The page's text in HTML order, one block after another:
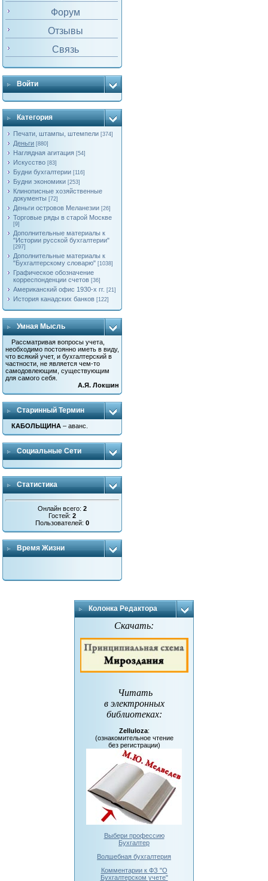
Форум
Отзывы
Связь
Войти
Категория
Печати, штампы, штемпели [374]
Деньги [880]
Наглядная агитация [54]
Искусство [83]
Будни бухгалтерии [116]
Будни экономики [253]
Клинописные хозяйственные
документы [72]
Деньги островов Меланезии [26]
Торговые ряды в старой Москве
[9]
Дополнительные материалы к
"Истории русской бухгалтерии"
[297]
Дополнительные материалы к
"Бухгалтерскому словарю" [1038]
Графическое обозначение
корреспонденции счетов [36]
Американский офис 1930-х гг. [21]
История канадских банков [122]
Умная Мысль
Рассматривая вопросы учета,
необходимо постоянно иметь в виду,
что всякий учет, и бухгалтерский в
частности, не является чем-то
самодовлеющим, существующим
для самого себя.
А.Я. Локшин
Старинный Термин
КАБОЛЬЩИНА – аванс.
Социальные Сети
Статистика
Онлайн всего:2
Гостей:2
Пользователей:0
Время Жизни
Колонка Редактора
Скачать:
Читать
в электронных
библиотеках:
Zelluloza:
(ознакомительное чтение
без регистрации)
Выбери профессию
Бухгалтер
Волшебная бухгалтерия
Комментарии к ФЗ "О
Бухгалтерском учете"